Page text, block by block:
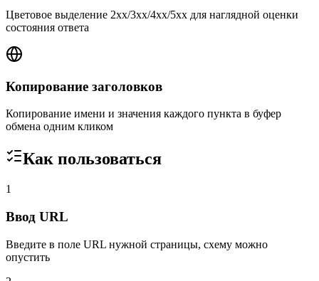
Цветовое выделение 2xx/3xx/4xx/5xx для наглядной оценки
состояния ответа
Копирование заголовков
Копирование имени и значения каждого пункта в буфер
обмена одним кликом
Как пользоваться
1
Ввод URL
Введите в поле URL нужной страницы, схему можно
опустить